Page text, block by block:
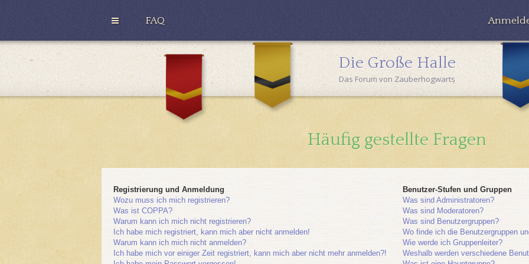
FAQ
G
ff
i
H
Die Große Halle
Das Forum von Zauberhogwarts
Häufig gestellte Fragen
Registrierung und Anmeldung
Wozu muss ich mich registrieren?
Was ist COPPA?
Warum kann ich mich nicht registrieren?
Ich habe mich registriert, kann mich aber nicht anmelden!
Warum kann ich mich nicht anmelden?
Ich habe mich vor einiger Zeit registriert, kann mich aber nicht mehr anmelden?!
Benutzer-Stufen und Gruppen
Was sind Administratoren?
Was sind Moderatoren?
Was sind Benutzergruppen?
Wo finde ich die Benutzergruppen
Wie werde ich Gruppenleiter?
Weshalb werden verschiedene